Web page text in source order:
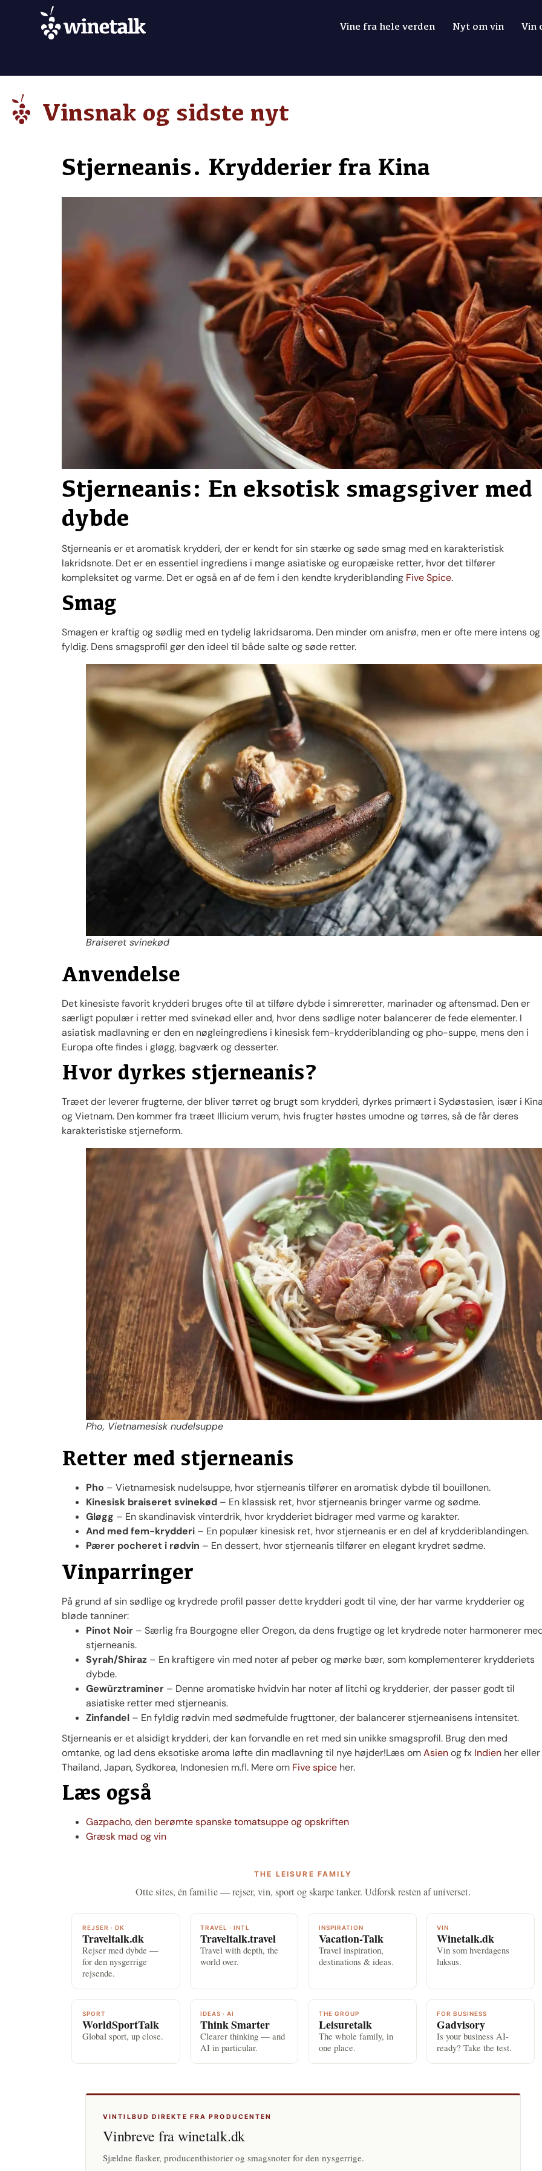
Vine fra hele verden Nyt om vin Vin
Vinsnak og sidste nyt
Stjerneanis. Krydderier fra Kina
Stjerneanis: En eksotisk smagsgiver med
dybde
Stjerneanis er et aromatisk krydderi, der er kendt for sin stærke og søde smag med en karakteristisk
lakridsnote. Det er en essentiel ingrediens i mange asiatiske og europæiske retter, hvor det tilfører
kompleksitet og varme. Det er også en af de fem i den kendte kryderiblanding Five Spice.
Smag
Smagen er kraftig og sødlig med en tydelig lakridsaroma. Den minder om anisfrø, men er ofte mere intens og
fyldig. Dens smagsprofil gør den ideel til både salte og søde retter.
Braiseret svinekød
Anvendelse
Det kinesiste favorit krydderi bruges ofte til at tilføre dybde i simreretter, marinader og aftensmad. Den er
særligt populær i retter med svinekød eller and, hvor dens sødlige noter balancerer de fede elementer. I
asiatisk madlavning er den en nøgleingrediens i kinesisk fem-krydderiblanding og pho-suppe, mens den i
Europa ofte findes i gløgg, bagværk og desserter.
Hvor dyrkes stjerneanis?
Træet der leverer frugterne, der bliver tørret og brugt som krydderi, dyrkes primært i Sydøstasien, især i
og Vietnam. Den kommer fra træet Illicium verum, hvis frugter høstes umodne og tørres, så de får deres
karakteristiske stjerneform.
Pho, Vietnamesisk nudelsuppe
Retter med stjerneanis
Pho – Vietnamesisk nudelsuppe, hvor stjerneanis tilfører en aromatisk dybde til bouillonen.
Kinesisk braiseret svinekød – En klassisk ret, hvor stjerneanis bringer varme og sødme.
Gløgg – En skandinavisk vinterdrik, hvor krydderiet bidrager med varme og karakter.
And med fem-krydderi – En populær kinesisk ret, hvor stjerneanis er en del af krydderiblandingen.
Pærer pocheret i rødvin – En dessert, hvor stjerneanis tilfører en elegant krydret sødme.
Vinparringer
På grund af sin sødlige og krydrede profil passer dette krydderi godt til vine, der har varme krydderier og
bløde tanniner:
Pinot Noir – Særlig fra Bourgogne eller Oregon, da dens frugtige og let krydrede noter harmonerer
stjerneanis.
Syrah/Shiraz – En kraftigere vin med noter af peber og mørke bær, som komplementerer krydderiets
dybde.
Gewürztraminer – Denne aromatiske hvidvin har noter af litchi og krydderier, der passer godt til
asiatiske retter med stjerneanis.
Zinfandel – En fyldig rødvin med sødmefulde frugttoner, der balancerer stjerneanisens intensitet.
Stjerneanis er et alsidigt krydderi, der kan forvandle en ret med sin unikke smagsprofil. Brug den med
omtanke, og lad dens eksotiske aroma løfte din madlavning til nye højder!Læs omAsienog fx Indien her eller
Thailand, Japan, Sydkorea, Indonesien m.fl. Mere om Five spice her.
Læs også
Gazpacho, den berømte spanske tomatsuppe og opskriften
Græsk mad og vin
THE LEISURE FAMILY
Otte sites, én familie — rejser, vin, sport og skarpe tanker. Udforsk resten af universet.
REJSER · DK
Traveltalk.dk
Rejser med dybde —
for den nysgerrige
rejsende.
TRAVEL · INTL
Traveltalk.travel
Travel with depth, the
world over.
INSPIRATION
Vacation-Talk
Travel inspiration,
destinations & ideas.
VIN
Winetalk.dk
Vin som hverdagens
luksus.
SPORT
WorldSportTalk
Global sport, up close.
IDEAS · AI
Think Smarter
Clearer thinking — and
AI in particular.
THE GROUP
Leisuretalk
The whole family, in
one place.
FOR BUSINESS
Gadvisory
Is your business AI-
ready? Take the test.
VINTILBUD DIREKTE FRA PRODUCENTEN
Vinbreve fra winetalk.dk
Sjældne flasker, producenthistorier og smagsnoter for den nysgerrige.